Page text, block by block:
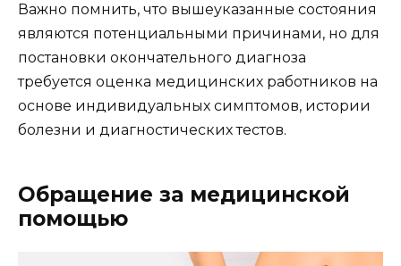
Важно помнить, что вышеуказанные состояния
являются потенциальными причинами, но для
постановки окончательного диагноза
требуется оценка медицинских работников на
основе индивидуальных симптомов, истории
болезни и диагностических тестов.
Обращение за медицинской
помощью